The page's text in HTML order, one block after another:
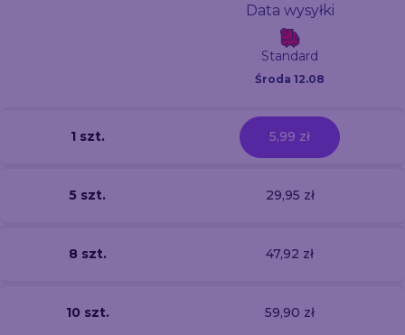
Data wysyłki
Standard
Środa 12.08
1 szt. 5,99 zł
5 szt. 29,95 zł
8 szt. 47,92 zł
10 szt. 59,90 zł